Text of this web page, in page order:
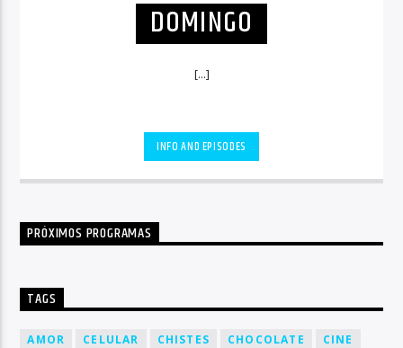
DOMINGO
[...]
INFO AND EPISODES
PRÓXIMOS PROGRAMAS
TAGS
AMOR CELULAR CHISTES CHOCOLATE
CINE